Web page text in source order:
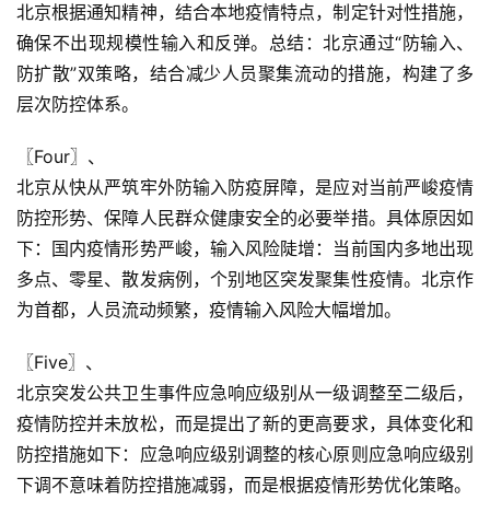
北京根据通知精神，结合本地疫情特点，制定针对性措施，
确保不出现规模性输入和反弹。总结：北京通过“防输入、
防扩散”双策略，结合减少人员聚集流动的措施，构建了多
层次防控体系。
〖Four〗、
北京从快从严筑牢外防输入防疫屏障，是应对当前严峻疫情
防控形势、保障人民群众健康安全的必要举措。具体原因如
下：国内疫情形势严峻，输入风险陡增：当前国内多地出现
多点、零星、散发病例，个别地区突发聚集性疫情。北京作
为首都，人员流动频繁，疫情输入风险大幅增加。
〖Five〗、
北京突发公共卫生事件应急响应级别从一级调整至二级后，
疫情防控并未放松，而是提出了新的更高要求，具体变化和
防控措施如下：应急响应级别调整的核心原则应急响应级别
下调不意味着防控措施减弱，而是根据疫情形势优化策略。